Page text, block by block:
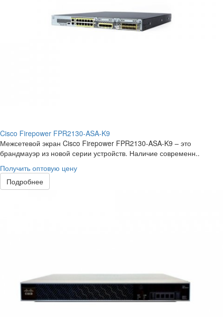
Cisco Firepower FPR2130-ASA-K9
Межсетевой экран Cisco Firepower FPR2130-ASA-K9 – это
брандмауэр из новой серии устройств. Наличие современн..
Получить оптовую цену
Подробнее